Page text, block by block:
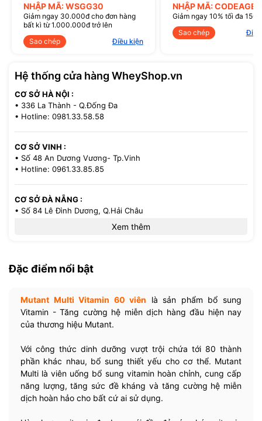
NHẬP MÃ: WSGG30
Giảm ngay 30.000đ cho đơn hàng
bất kì từ 1.000.000đ trở lên
Sao chép
Điều kiện
NHẬP MÃ:
Giảm ngay 10% tối đa
Sao chép
Hệ thống cửa hàng WheyShop.vn
CƠ SỞ HÀ NỘI :
• 336 La Thành - Q.Đống Đa
• Hotline: 0981.33.58.58
CƠ SỞ VINH :
• Số 48 An Dương Vương- Tp.Vinh
• Hotline: 0961.33.85.85
CƠ SỞ ĐÀ NẴNG :
• Số 84 Lê Đình Dương, Q.Hải Châu
• 521/36 Cách Mạng Tháng 8 - P.13 - Q.10
• Hotline: 0971.33.85.85
Xem thêm
Đặc điểm nổi bật
Mutant Multi Vitamin 60 viên
là sản phẩm bổ sung
Vitamin - Tăng cường hệ miễn dịch hàng đầu hiện nay
của thương hiệu Mutant.
Với công thức dinh dưỡng vượt trội chứa tới 80 thành
phần khác nhau, bổ sung thiết yếu cho cơ thể. Mutant
Multi là viên uống bổ sung vitamin hoàn chỉnh, cung cấp
năng lượng, tăng sức đề kháng và tăng cường hệ miễn
dịch hoàn hảo cho bất cứ ai sử dụng.